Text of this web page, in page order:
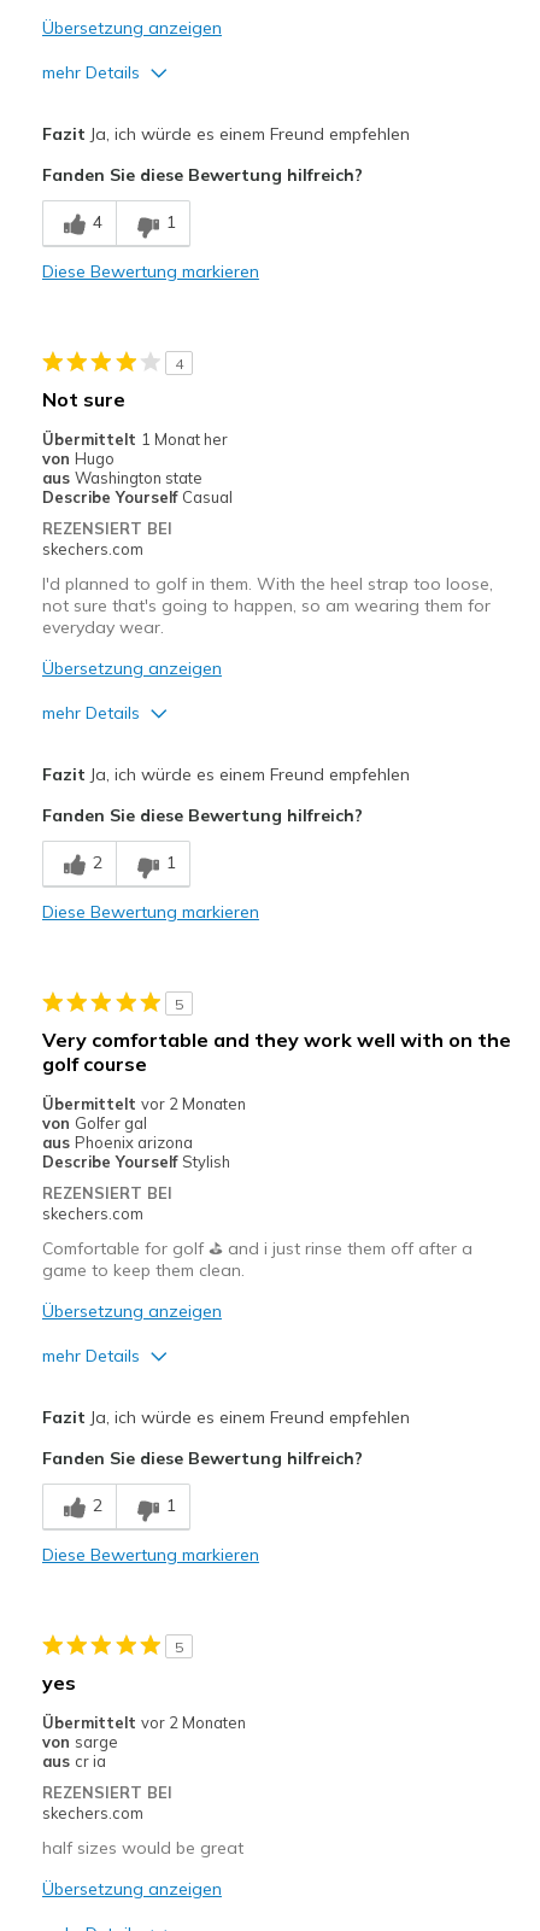
Übersetzung anzeigen
mehr Details
Comfortable
Stylish
View On Shoes
Shoes are for Wearing
Fazit Ja, ich würde es einem Freund empfehlen
Fanden Sie diese Bewertung hilfreich?
4 1
Diese Bewertung markieren
4
Not sure
Übermittelt 1 Monat her
von Hugo
aus Washington state
Describe Yourself Casual
REZENSIERT BEI
skechers.com
I'd planned to golf in them. With the heel strap too loose,
not sure that's going to happen, so am wearing them for
everyday wear.
Übersetzung anzeigen
mehr Details
Breathe Well
Comfortable
Nachteile
I wish the heel had an adjustable strap.
Geeignete Verwendung
Casual Wear
Golf
Sizing
Feels true to size
View On Shoes
Shoes are for Wearing
Fazit Ja, ich würde es einem Freund empfehlen
Fanden Sie diese Bewertung hilfreich?
2 1
Diese Bewertung markieren
5
Very comfortable and they work well with on the
golf course
Übermittelt vor 2 Monaten
von Golfer gal
aus Phoenix arizona
Describe Yourself Stylish
REZENSIERT BEI
skechers.com
Comfortable for golf ⛳️ and i just rinse them off after a
game to keep them clean.
Übersetzung anzeigen
mehr Details
Comfortable
Durable
Sizing
Feels true to size
View On Shoes
Fazit Ja, ich würde es einem Freund empfehlen
Fanden Sie diese Bewertung hilfreich?
2 1
Diese Bewertung markieren
5
yes
Übermittelt vor 2 Monaten
von sarge
aus cr ia
REZENSIERT BEI
skechers.com
half sizes would be great
Übersetzung anzeigen